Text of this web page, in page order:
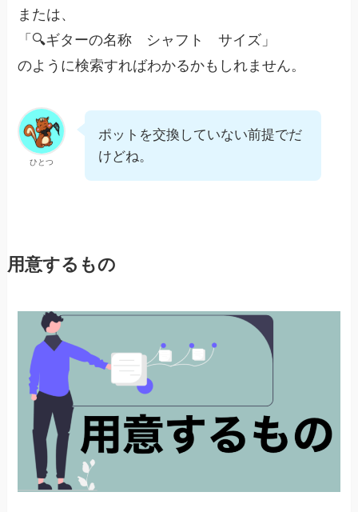
または、
「🔍ギターの名称 シャフト サイズ」
のように検索すればわかるかもしれません。
ひとつ
ポットを交換していない前提でだ
けどね。
用意するもの